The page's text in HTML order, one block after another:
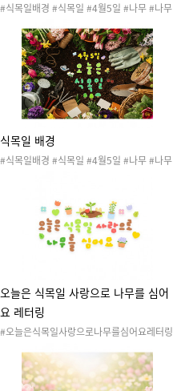
#식목일배경 #식목일 #4월5일 #나무 #나무
#작물 #봄 #봄행사 #식목일행사 #봄도안 #
봄활동 #식목일도안 #식목일활동 #식목일환
경구성
식목일 배경
#식목일배경 #식목일 #4월5일 #나무 #나무
봄활동 #식목일도안 #식목일활동 #식목일환
오늘은 식목일 사랑으로 나무를 심어
요 레터링
#오늘은식목일사랑으로나무를심어요레터링
는날 #자연 #자연물 #꽃 #식물 #작물 #봄 #
봄행사 #식목일행사 #봄도안 #봄활동 #식목